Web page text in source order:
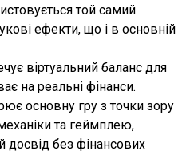
той самий
ефекти, що і в основній
віртуальний баланс для
на реальні фінанси.
основну гру з точки зору
та геймплею,
досвід без фінансових